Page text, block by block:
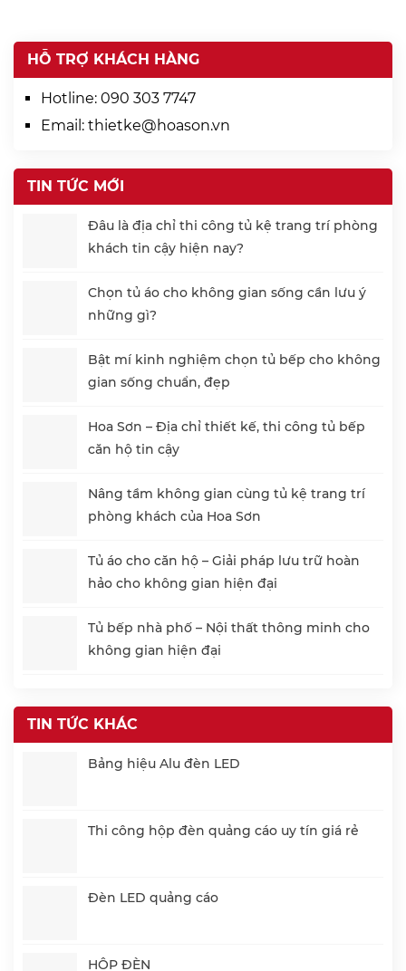
HỖ TRỢ KHÁCH HÀNG
Hotline: 090 303 7747
Email: thietke@hoason.vn
TIN TỨC MỚI
Đâu là địa chỉ thi công tủ kệ trang trí phòng
khách tin cậy hiện nay?
Chọn tủ áo cho không gian sống cần lưu ý
những gì?
Bật mí kinh nghiệm chọn tủ bếp cho không
gian sống chuẩn, đẹp
Hoa Sơn – Địa chỉ thiết kế, thi công tủ bếp
căn hộ tin cậy
Nâng tầm không gian cùng tủ kệ trang trí
phòng khách của Hoa Sơn
Tủ áo cho căn hộ – Giải pháp lưu trữ hoàn
hảo cho không gian hiện đại
Tủ bếp nhà phố – Nội thất thông minh cho
không gian hiện đại
TIN TỨC KHÁC
Bảng hiệu Alu đèn LED
Thi công hộp đèn quảng cáo uy tín giá rẻ
Đèn LED quảng cáo
HỘP ĐÈN